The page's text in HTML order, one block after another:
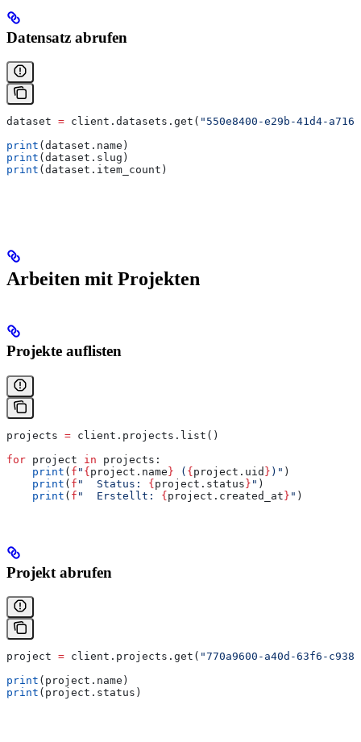
Datensatz abrufen
dataset = client.datasets.get( "550e8400-e29b-41d4-
print (dataset.name)
print (dataset.slug)
print (dataset.item_count)
Arbeiten mit Projekten
Projekte auflisten
projects = client.projects.list()
for project in projects:
    print
( f " { project.name } ( { project.uid } )" )
    print
( f "  Status: { project.status } " )
    print
( f "  Erstellt: { project.created_at } " )
Projekt abrufen
project = client.projects.get( "770a9600-a40d-63f6-c938-
print (project.name)
print (project.status)